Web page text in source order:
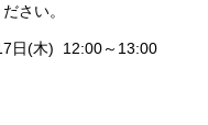
さい。
日(木) 12:00～13:00